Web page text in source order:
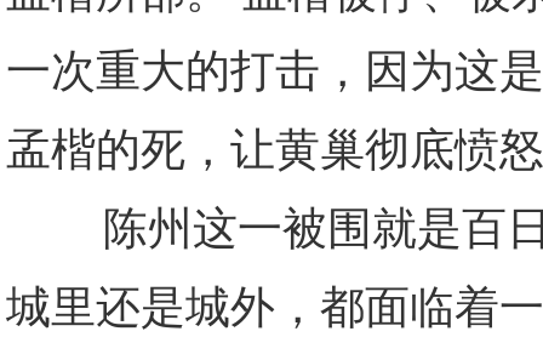
一次重大的打击，因为这
孟楷的死，让黄巢彻底愤
陈州这一被围就是百日
城里还是城外，都面临着